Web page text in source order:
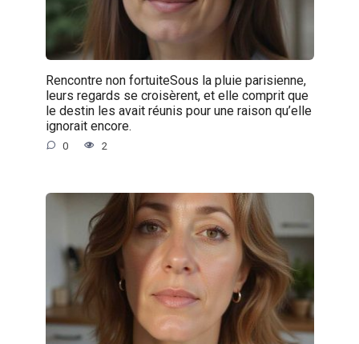
Rencontre non fortuiteSous la pluie parisienne,
leurs regards se croisèrent, et elle comprit que
le destin les avait réunis pour une raison qu’elle
ignorait encore.
0 2